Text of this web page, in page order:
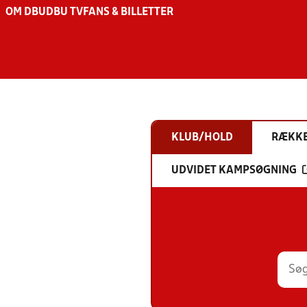
OM DBU DBU TV FANS & BILLETTER
KLUB/HOLD
UDVIDET KAMPSØGNING